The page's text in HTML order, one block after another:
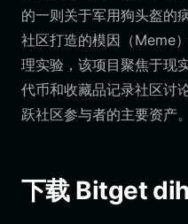
的一则关于军用狗头盔的
社区打造的模因（Meme
理实验，该项目聚焦于现
代币和收藏品记录社区讨
跃社区参与者的主要资产。
下载 Bitget